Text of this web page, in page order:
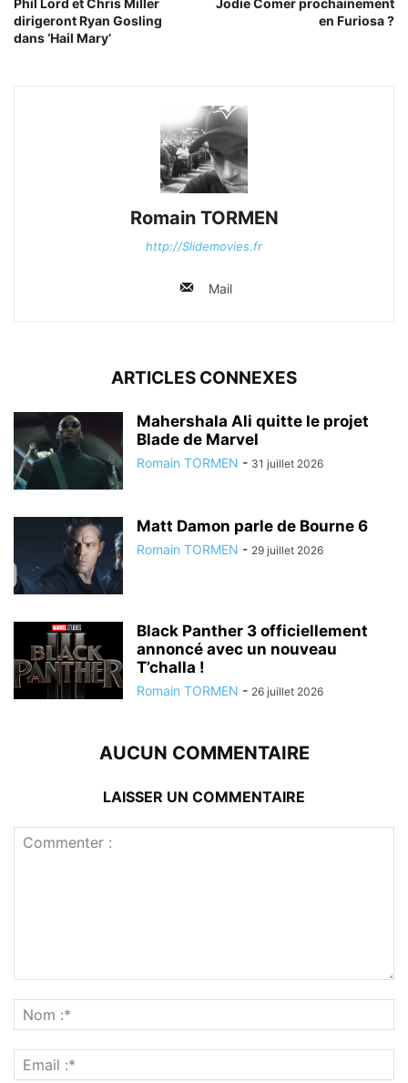
dirigeront Ryan Gosling
dans ‘Hail Mary’
en Furiosa ?
Romain TORMEN
http://Slidemovies.fr
Mail
ARTICLES CONNEXES
Mahershala Ali quitte le projet
Blade de Marvel
Romain TORMEN - 31 juillet 2026
Matt Damon parle de Bourne 6
Romain TORMEN - 29 juillet 2026
Black Panther 3 officiellement
annoncé avec un nouveau
T’challa !
Romain TORMEN - 26 juillet 2026
AUCUN COMMENTAIRE
LAISSER UN COMMENTAIRE